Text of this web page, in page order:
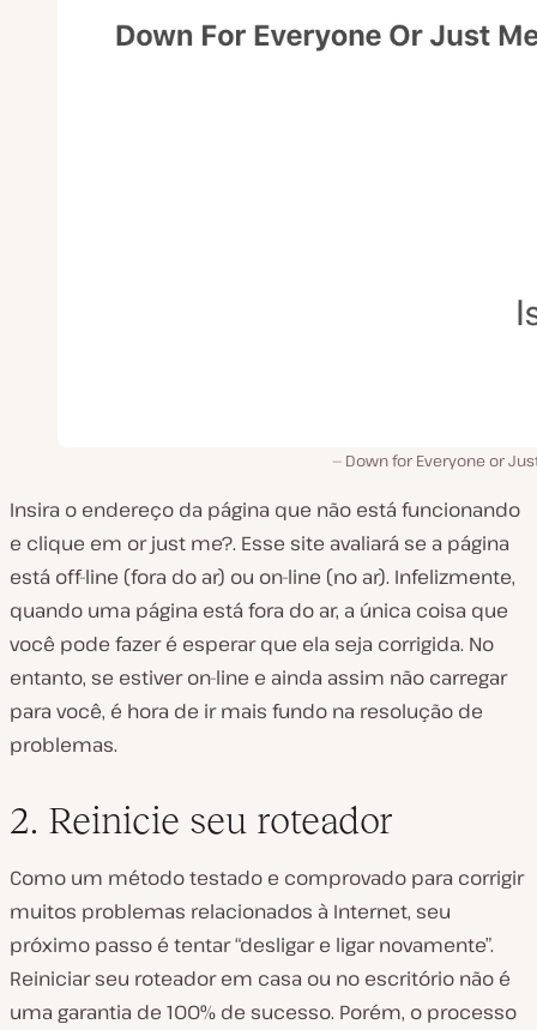
Down for Everyone or
Insira o endereço da página que não está funcionando
e clique em or just me?. Esse site avaliará se a página
está off-line (fora do ar) ou on-line (no ar). Infelizmente,
quando uma página está fora do ar, a única coisa que
você pode fazer é esperar que ela seja corrigida. No
entanto, se estiveron-line e ainda assim não carregar
para você, é hora de ir mais fundo na resolução de
problemas.
2. Reinicie seu roteador
Como um método testado e comprovado para corrigir
muitos problemas relacionados à Internet, seu
próximo passo é tentar “desligar e ligar novamente”.
Reiniciar seu roteador em casa ou no escritório não é
uma garantia de 100% de sucesso. Porém, o processo